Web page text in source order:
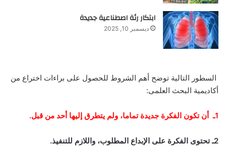
ابتكار رئة اصطناعية جديدة
ديسمبر 10, 2025
السطور التالية توضح أهم الشروط للحصول على براءات اختراع من
أكاديمية البحث العلمى:
1ـ أن تكون الفكرة جديدة تماما، ولم يتطرق إليها أحد من قبل.
2ـ تحتوى الفكرة على الإبداع المطلوب، واللازم للتنفيذ .